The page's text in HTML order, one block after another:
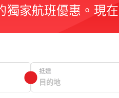
獨家航班優惠。現
抵達